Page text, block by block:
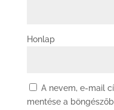
Honlap
A nevem, e-mail
mentése a